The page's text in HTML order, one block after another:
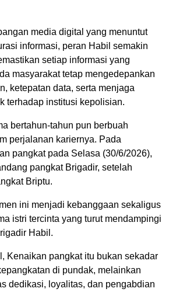
media digital yang menuntut
informasi, peran Habil semakin
setiap informasi yang
masyarakat tetap mengedepankan
ketepatan data, serta menjaga
terhadap institusi kepolisian.
bertahun-tahun pun berbuah
perjalanan kariernya. Pada
pangkat pada Selasa (30/6/2026),
pangkat Brigadir, setelah
Briptu.
ini menjadi kebanggaan sekaligus
istri tercinta yang turut mendampingi
Habil.
Kenaikan pangkat itu bukan sekadar
di pundak, melainkan
dedikasi, loyalitas, dan pengabdian